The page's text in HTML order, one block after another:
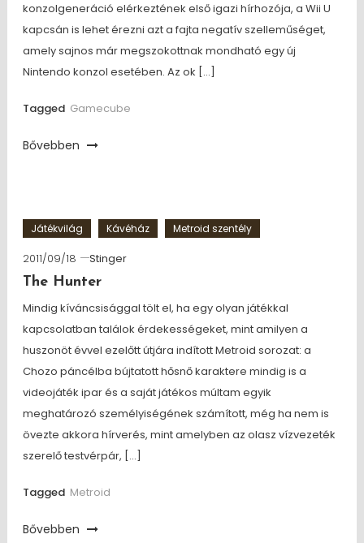
konzolgeneráció elérkeztének első igazi hírhozója, a Wii U
kapcsán is lehet érezni azt a fajta negatív szelleműséget,
amely sajnos már megszokottnak mondható egy új
Nintendo konzol esetében. Az ok […]
Tagged Gamecube
Bővebben
Játékvilág Kávéház Metroid szentély
2011/09/18
Stinger
The Hunter
Mindig kíváncsisággal tölt el, ha egy olyan játékkal
kapcsolatban találok érdekességeket, mint amilyen a
huszonöt évvel ezelőtt útjára indított Metroid sorozat: a
Chozo páncélba bújtatott hősnő karaktere mindig is a
videojáték ipar és a saját játékos múltam egyik
meghatározó személyiségének számított, még ha nem is
övezte akkora hírverés, mint amelyben az olasz vízvezeték
szerelő testvérpár, […]
Tagged Metroid
Bővebben